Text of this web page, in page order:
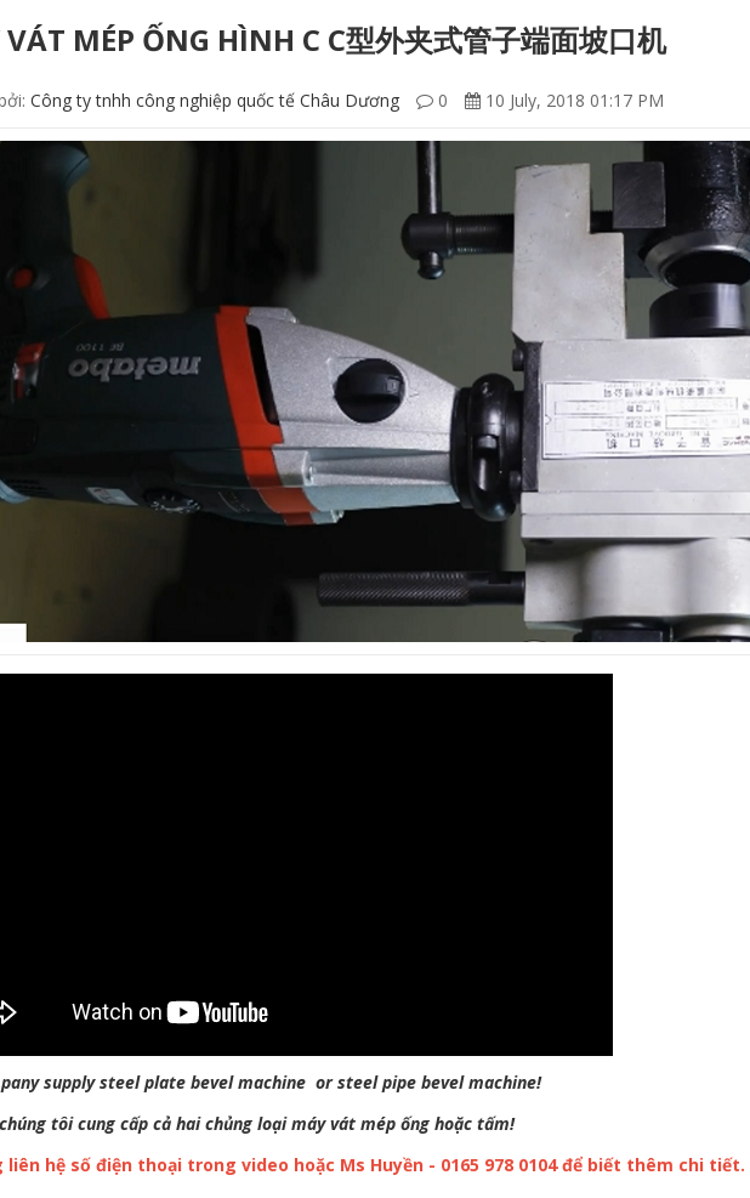
MÉP ỐNG HÌNH C C型外夹式管子端面坡口机
Công ty tnhh công nghiệp quốc tế Châu Dương 0 10 July, 2018 01:17 PM
supply steel plate bevel machine or steel pipe bevel machine!
tôi cung cấp cả hai chủng loại máy vát mép ống hoặc tấm!
liên hệ số điện thoại trong video hoặc Ms Huyền - 0165 978 0104 để biết thêm chi tiết.